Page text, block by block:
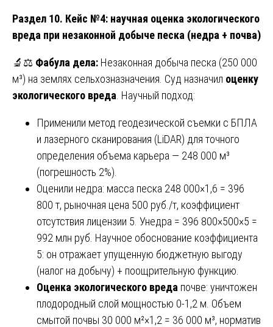
Раздел 10. Кейс №4: научная оценка экологического
вреда при незаконной добыче песка (недра + почва)
🔬⚖️ Фабула дела: Незаконная добыча песка (250 000
м³) на землях сельхозназначения. Суд назначил оценку
экологического вреда . Научный подход:
Применили метод геодезической съемки с БПЛА
и лазерного сканирования (LiDAR) для точного
определения объема карьера — 248 000 м³
(погрешность 2%).
Оценили недра: масса песка 248 000×1,6 = 396
800 т, рыночная цена 500 руб./т, коэффициент
отсутствия лицензии 5. Унедра = 396 800×500×5 =
992 млн руб. Научное обоснование коэффициента
5: он отражает упущенную бюджетную выгоду
(налог на добычу) + поощрительную функцию.
Оценка экологического вреда почве: уничтожен
плодородный слой мощностью 0-1,2 м. Объем
смытой почвы 30 000 м²×1,2 = 36 000 м³, норматив